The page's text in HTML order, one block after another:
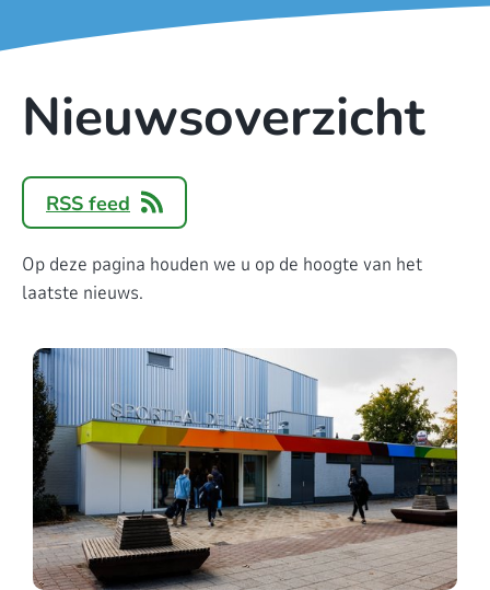
Nieuwsoverzicht
RSS feed
Op deze pagina houden we u op de hoogte van het
laatste nieuws.